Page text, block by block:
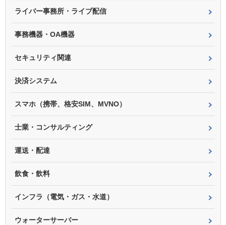
ライバー事務所・ライブ配信
事務機器・OA機器
セキュリティ関連
決済システム
スマホ（携帯、格安SIM、MVNO）
士業・コンサルティング
運送・配達
飲食・飲料
インフラ（電気・ガス・水道）
ウォーターサーバー